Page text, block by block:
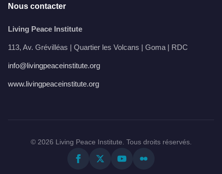
Nous contacter
Living Peace Institute
113, Av. Grévilléas | Quartier les Volcans | Goma | RDC
info@livingpeaceinstitute.org
www.livingpeaceinstitute.org
© 2026 Living Peace Institute. Tous droits réservés.